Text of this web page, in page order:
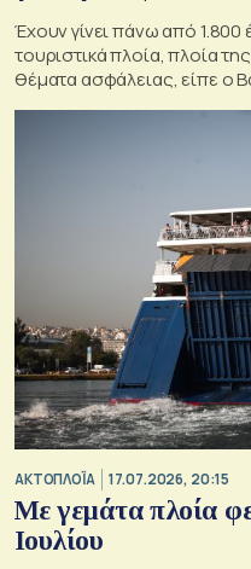
Έχουν γίνει πάνω από
τουριστικά πλοία, πλοία
θέματα ασφάλειας, είπε ο
ΑΚΤΟΠΛΟΪΑ 17.07.2026, 20:15
Με γεμάτα πλοία
Ιουλίου